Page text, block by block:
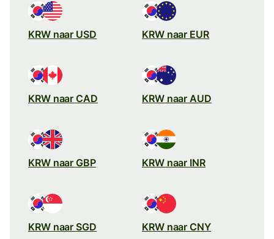
KRW naar USD KRW naar EUR
KRW naar CAD KRW naar AUD
KRW naar GBP KRW naar INR
KRW naar SGD KRW naar CNY